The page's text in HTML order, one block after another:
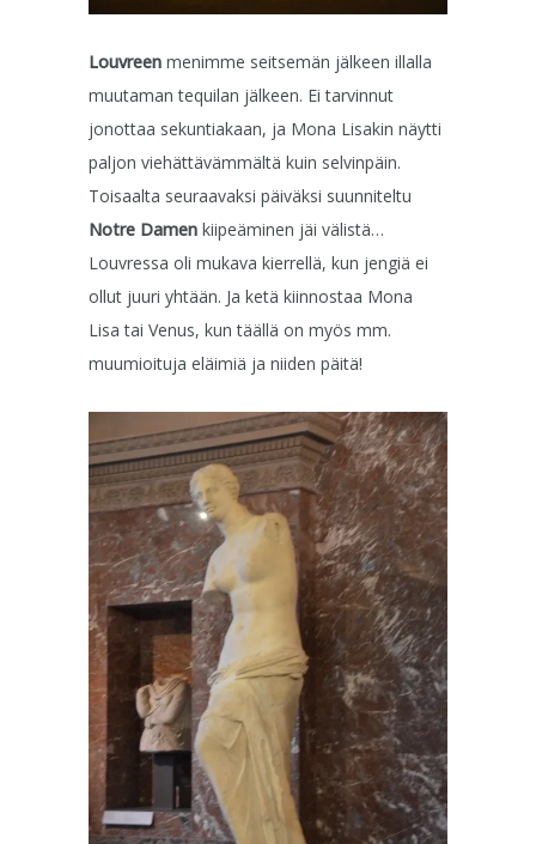
Louvreen menimme seitsemän jälkeen illalla
muutaman tequilan jälkeen. Ei tarvinnut
jonottaa sekuntiakaan, ja Mona Lisakin näytti
paljon viehättävämmältä kuin selvinpäin.
Toisaalta seuraavaksi päiväksi suunniteltu
Notre Damen kiipeäminen jäi välistä…
Louvressa oli mukava kierrellä, kun jengiä ei
ollut juuri yhtään. Ja ketä kiinnostaa Mona
Lisa tai Venus, kun täällä on myös mm.
muumioituja eläimiä ja niiden päitä!